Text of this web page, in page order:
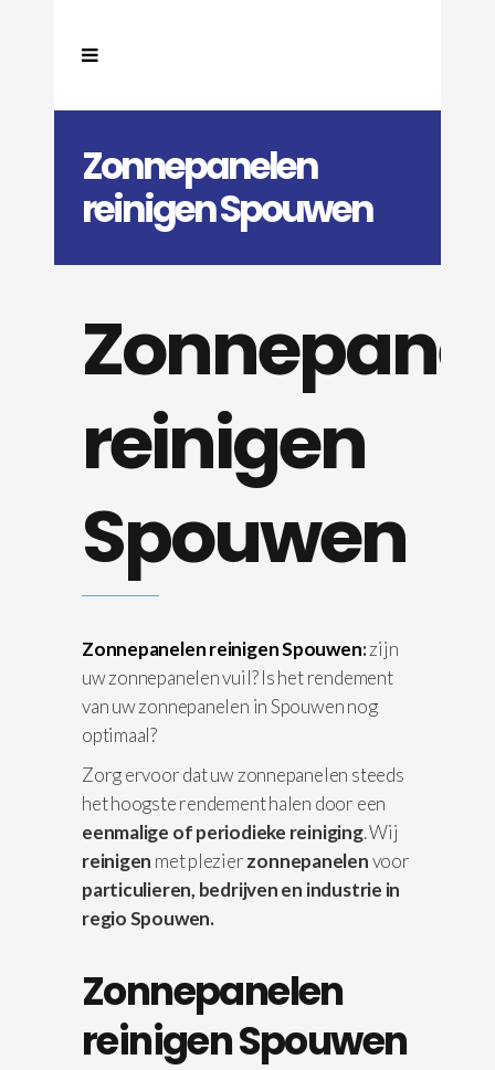
Zonnepanelen
reinigen Spouwen
reinigen
Spouwen
Zonnepanelen reinigen Spouwen:zijn
uw zonnepanelen vuil? Is het rendement
van uw zonnepanelen in Spouwen nog
optimaal?
Zorg ervoor dat uw zonnepanelen steeds
het hoogste rendement halen door een
eenmalige of periodieke reiniging. Wij
reinigen met plezierzonnepanelenvoor
particulieren, bedrijven en industrie in
regio Spouwen.
Zonnepanelen
reinigen Spouwen